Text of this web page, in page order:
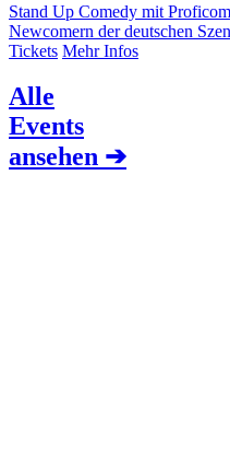
Stand Up Comedy mit
Newcomern der deutschen
Tickets Mehr Infos
Alle
Events
ansehen ➔